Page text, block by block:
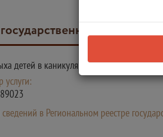
услуге
детей в каникулярное время в
услуги:
в Региональном реестре